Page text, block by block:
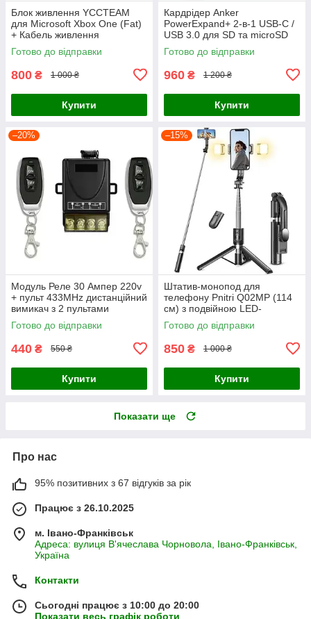
Блок живлення YCCTEAM
для Microsoft Xbox One (Fat)
+ Кабель живлення
Готово до відправки
800 ₴ 1 000 ₴
Купити
Кардрідер Anker
PowerExpand+ 2-в-1 USB-C /
USB 3.0 для SD та microSD
карт пам'яті (Space Gray)
Готово до відправки
960 ₴ 1 200 ₴
Купити
–20%
Модуль Реле 30 Ампер 220v
+ пульт 433MHz дистанційний
вимикач з 2 пультами
Готово до відправки
440 ₴ 550 ₴
Купити
–15%
Штатив-монопод для
телефону Pnitri Q02MP (114
см) з подвійною LED-
підсвіткою та Bluetooth-
пультом, чорний
Готово до відправки
850 ₴ 1 000 ₴
Купити
Показати ще
Про нас
95% позитивних з 67 відгуків за рік
Працює з 26.10.2025
м. Івано-Франківськ
Адреса: вулиця В'ячеслава Чорновола, Івано-Франківськ,
Україна
Контакти
Сьогодні працює з 10:00 до 20:00
Показати весь графік роботи